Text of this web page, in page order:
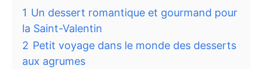
1 Un dessert romantique et gourmand pour
la Saint-Valentin
2 Petit voyage dans le monde des desserts
aux agrumes